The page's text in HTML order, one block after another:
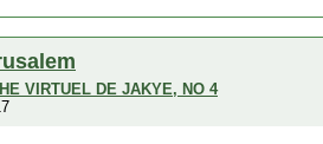
VIRTUEL DE JAKYE, NO 4